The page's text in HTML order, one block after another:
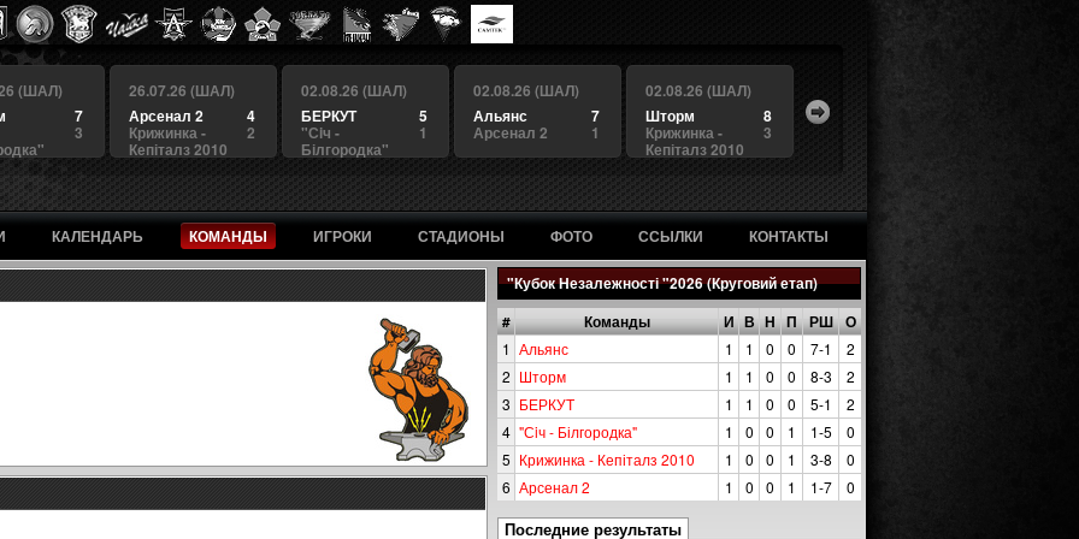
(ШАЛ)
7
3
26.07.26 (ШАЛ)
4
Арсенал 2
2
Крижинка -
Кепіталз 2010
02.08.26 (ШАЛ)
5
БЕРКУТ
1
"Сiч -
Білгородка"
02.08.26 (ШАЛ)
7
Альянс
1
Арсенал 2
02.08.26 (ШАЛ)
8
Шторм
3
Крижинка -
Кепіталз 2010
КАЛЕНДАРЬ КОМАНДЫ ИГРОКИ СТАДИОНЫ ФОТО ССЫЛКИ КОНТАКТЫ
"Кубок Незалежності "2026 (Круговий етап)
# Команды И В Н П РШ О
1 Альянс 1 1 0 0 7-1
2
2 Шторм 1 1 0 0 8-3
2
3 БЕРКУТ 1 1 0 0 5-1
2
4 "Сiч - Білгородка" 1 0 0 1 1-5
0
5 Крижинка - Кепіталз 2010 1 0 0 1 3-8
0
6 Арсенал 2 1 0 0 1 1-7 0
Последние результаты